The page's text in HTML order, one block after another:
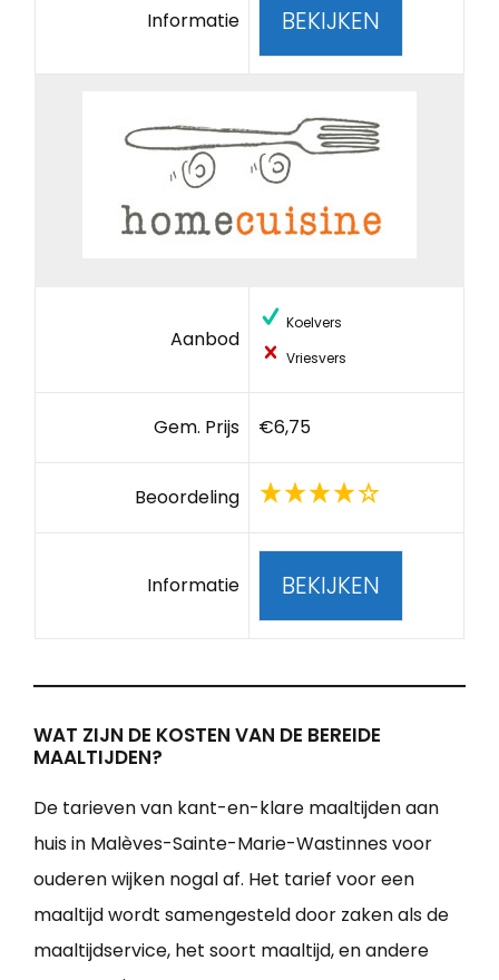
Informatie BEKIJKEN
Aanbod
Koelvers
Vriesvers
Gem. Prijs €6,75
Beoordeling
Informatie BEKIJKEN
WAT ZIJN DE KOSTEN VAN DE BEREIDE
MAALTIJDEN?
De tarieven van kant-en-klare maaltijden aan
huis in Malèves-Sainte-Marie-Wastinnes voor
ouderen wijken nogal af. Het tarief voor een
maaltijd wordt samengesteld door zaken als de
maaltijdservice, het soort maaltijd, en andere